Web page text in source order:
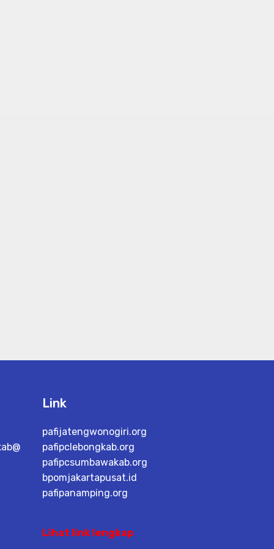
Link
pafijatengwonogiri.org
pafipclebongkab.org
pafipcsumbawakab.org
bpomjakartapusat.id
pafipanamping.org
Lihat link lengkap